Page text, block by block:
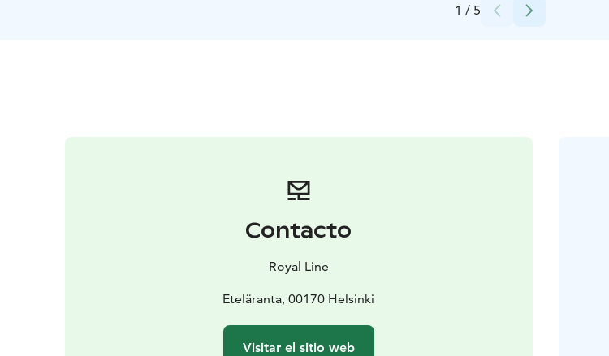
1 / 5
Contacto
Royal Line
Eteläranta, 00170 Helsinki
Visitar el sitio web